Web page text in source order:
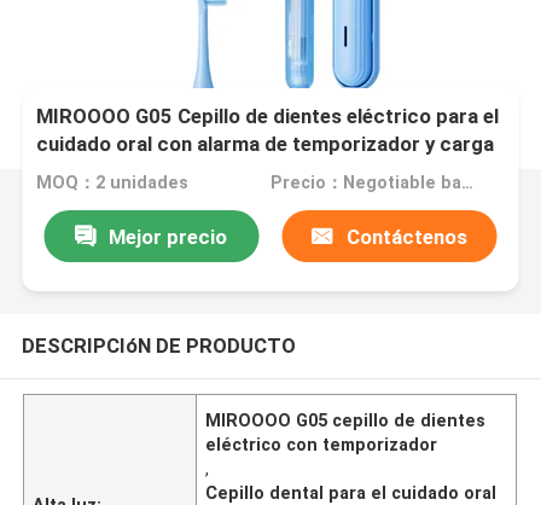
MIROOOO G05 Cepillo de dientes eléctrico para el
cuidado oral con alarma de temporizador y carga
inalámbrica
MOQ：2 unidades Precio：Negotiable based on order lot quantity
Mejor precio Contáctenos
DESCRIPCIóN DE PRODUCTO
MIROOOO G05 cepillo de dientes
eléctrico con temporizador
,
Cepillo dental para el cuidado oral